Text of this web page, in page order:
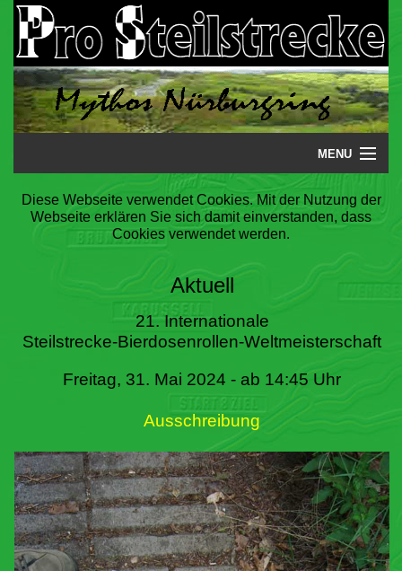
MENU
Startseite
Steilstrecke
Literatur
Termine
Diese Webseite verwendet Cookies. Mit der Nutzung der
Webseite erklären Sie sich damit einverstanden, dass
Cookies verwendet werden.
Aktuell
21. Internationale
Steilstrecke-Bierdosenrollen-Weltmeisterschaft
Freitag, 31. Mai 2024 - ab 14:45 Uhr
Ausschreibung